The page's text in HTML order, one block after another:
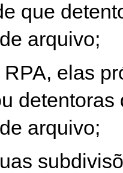
que
arquivo;
RPA, elas
detentoras
arquivo;